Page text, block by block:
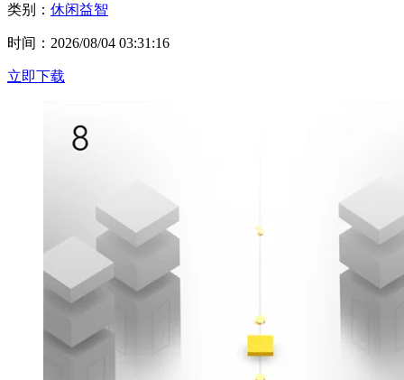
类别： 休闲益智
时间：2026/08/04 03:31:16
立即下载